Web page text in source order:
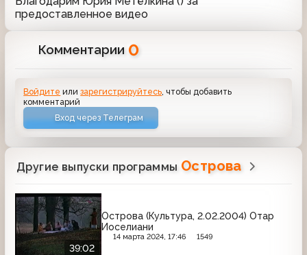
предоставленное видео
Комментарии 0
Войдите илизарегистрируйтесь , чтобы добавить
комментарий
Вход через Телеграм
Другие выпуски программы Острова
39:02
Острова (Культура, 2.02.2004) Отар
Иоселиани
14 марта 2024, 17:46 1549